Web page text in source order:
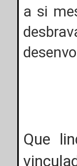
a si
Que